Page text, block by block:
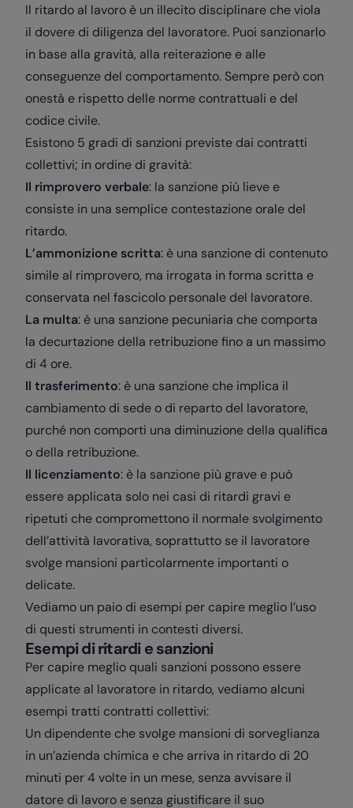
Il ritardo al lavoro è un illecito disciplinare che viola
il dovere di diligenza del lavoratore. Puoi sanzionarlo
in base alla gravità, alla reiterazione e alle
conseguenze del comportamento. Sempre però con
onestà e rispetto delle norme contrattuali e del
codice civile.
Esistono 5 gradi di sanzioni previste dai contratti
collettivi; in ordine di gravità:
Il rimprovero verbale: la sanzione più lieve e
consiste in una semplice contestazione orale del
ritardo.
L’ammonizione scritta: è una sanzione di contenuto
simile al rimprovero, ma irrogata in forma scritta e
conservata nel fascicolo personale del lavoratore.
La multa: è una sanzione pecuniaria che comporta
la decurtazione della retribuzione fino a un massimo
di 4 ore.
Il trasferimento: è una sanzione che implica il
cambiamento di sede o di reparto del lavoratore,
purché non comporti una diminuzione della qualifica
o della retribuzione.
Il licenziamento: è la sanzione più grave e può
essere applicata solo nei casi di ritardi gravi e
ripetuti che compromettono il normale svolgimento
dell’attività lavorativa, soprattutto se il lavoratore
svolge mansioni particolarmente importanti o
delicate.
Vediamo un paio di esempi per capire meglio l’uso
di questi strumenti in contesti diversi.
Esempi di ritardi e sanzioni
Per capire meglio quali sanzioni possono essere
applicate al lavoratore in ritardo, vediamo alcuni
esempi tratti contratti collettivi:
Un dipendente che svolge mansioni di sorveglianza
in un’azienda chimica e che arriva in ritardo di 20
minuti per 4 volte in un mese, senza avvisare il
datore di lavoro e senza giustificare il suo